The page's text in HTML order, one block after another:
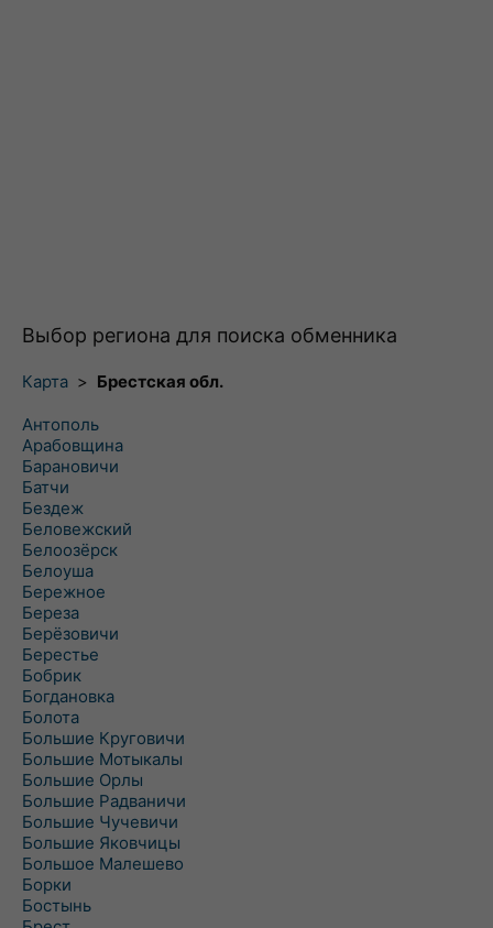
Выбор региона для поиска обменника
Карта > Брестская обл.
Антополь
Арабовщина
Барановичи
Батчи
Бездеж
Беловежский
Белоозёрск
Белоуша
Бережное
Береза
Берёзовичи
Берестье
Бобрик
Богдановка
Болота
Большие Круговичи
Большие Мотыкалы
Большие Орлы
Большие Радваничи
Большие Чучевичи
Большие Яковчицы
Большое Малешево
Борки
Бостынь